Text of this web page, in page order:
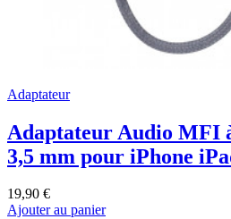
Adaptateur
Adaptateur Audio MFI
3,5 mm pour iPhone
19,90 €
Ajouter au panier